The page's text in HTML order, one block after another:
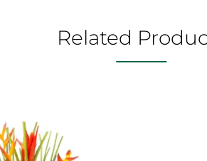
Related